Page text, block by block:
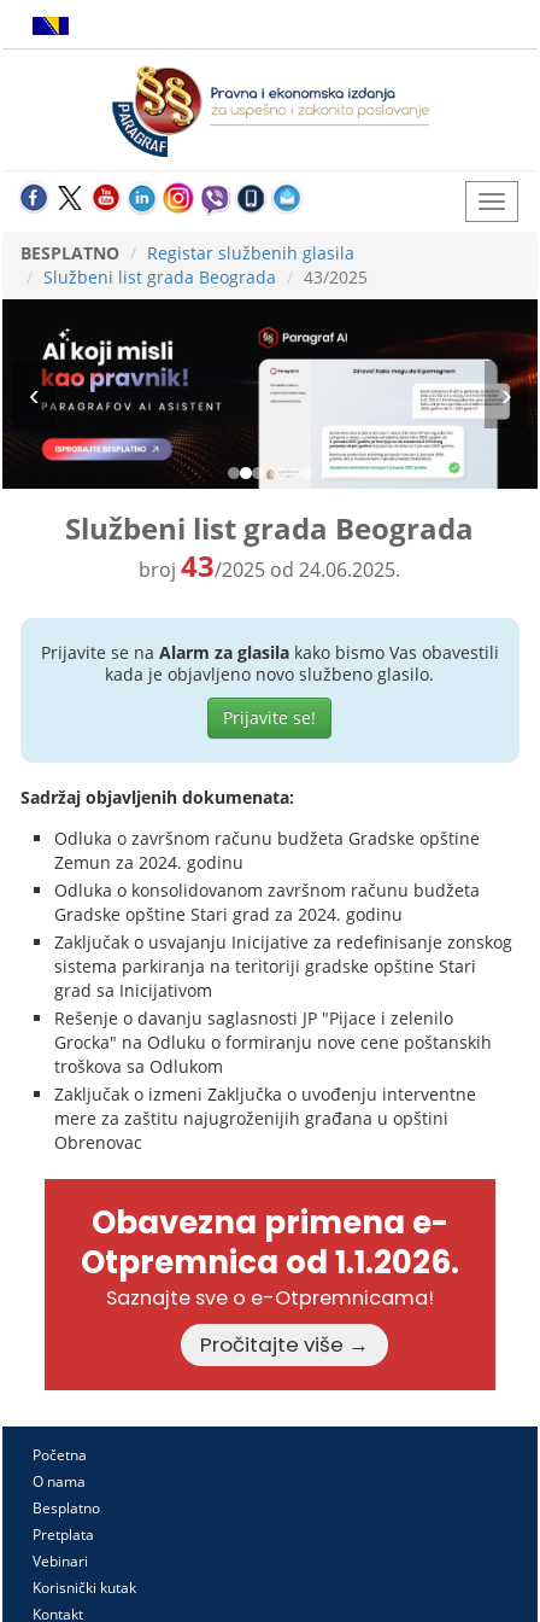
BESPLATNO
Registar službenih glasila
Službeni list grada Beograda
43/2025
Službeni list grada Beograda
broj43/2025 od 24.06.2025.
Prijavite se na Alarm za glasilakako bismo Vas obavestili
kada je objavljeno novo službeno glasilo.
Prijavite se!
Sadržaj objavljenih dokumenata:
Odluka o završnom računu budžeta Gradske opštine
Zemun za 2024. godinu
Odluka o konsolidovanom završnom računu budžeta
Gradske opštine Stari grad za 2024. godinu
Zaključak o usvajanju Inicijative za redefinisanje zonskog
sistema parkiranja na teritoriji gradske opštine Stari
grad sa Inicijativom
Rešenje o davanju saglasnosti JP "Pijace i zelenilo
Grocka" na Odluku o formiranju nove cene poštanskih
troškova sa Odlukom
Zaključak o izmeni Zaključka o uvođenju interventne
mere za zaštitu najugroženijih građana u opštini
Obrenovac
Obavezna primena e-
Otpremnica od 1.1.2026.
Saznajte sve o e-Otpremnicama!
Pročitajte više →
Početna
O nama
Besplatno
Pretplata
Vebinari
Korisnički kutak
Kontakt